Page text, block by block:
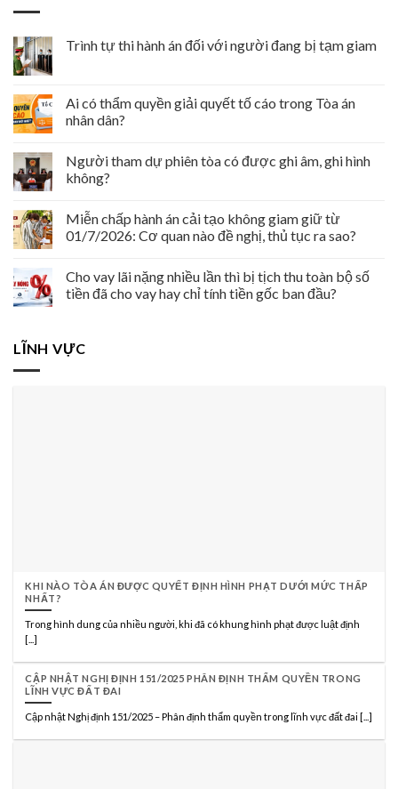
Trình tự thi hành án đối với người đang bị tạm giam
Ai có thẩm quyền giải quyết tố cáo trong Tòa án
nhân dân?
Người tham dự phiên tòa có được ghi âm, ghi hình
không?
Miễn chấp hành án cải tạo không giam giữ từ
01/7/2026: Cơ quan nào đề nghị, thủ tục ra sao?
Cho vay lãi nặng nhiều lần thì bị tịch thu toàn bộ số
tiền đã cho vay hay chỉ tính tiền gốc ban đầu?
LĨNH VỰC
KHI NÀO TÒA ÁN ĐƯỢC QUYẾT ĐỊNH HÌNH PHẠT DƯỚI MỨC THẤP
NHẤT?
Trong hình dung của nhiều người, khi đã có khung hình phạt được luật định
[...]
CẬP NHẬT NGHỊ ĐỊNH 151/2025 PHÂN ĐỊNH THẨM QUYỀN TRONG
LĨNH VỰC ĐẤT ĐAI
Cập nhật Nghị định 151/2025 – Phân định thẩm quyền trong lĩnh vực đất đai [...]